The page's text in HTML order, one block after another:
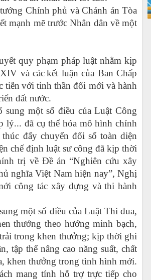
Chính phủ và Chánh án Tòa
mạnh mẽ trước Nhân dân về một
quy phạm pháp luật nhằm kịp
và các kết luận của Ban Chấp
tiễn với tinh thầnđổi mới và hành
đất nước.
một số điều của Luật Công
lý... đã cụ thể hóa mô hình chính
thúc đẩy chuyển đổi số toàn diện
chế định luật sư côngđã kịp thời
trị về Đề án “Nghiên cứu xây
nghĩa Việt Nam hiện nay”, Nghị
công tác xây dựng và thi hành
một số điều của Luật Thi đua,
thưởng theo hướng minh bạch,
trong khen thưởng; kịp thời ghi
tập thể nâng cao năng suất, chất
khen thưởng trong tình hình mới.
mang tính hỗ trợ trực tiếp cho